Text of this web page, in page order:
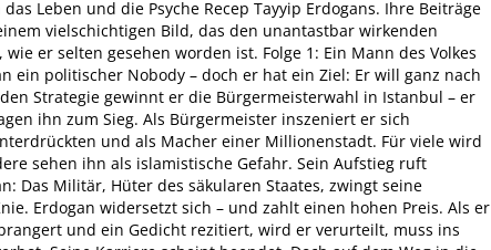
Leben und die Psyche Recep Tayyip Erdogans. Ihre Beiträge
vielschichtigen Bild, das den unantastbar wirkenden
er selten gesehen worden ist. Folge 1: Ein Mann des Volkes
ein politischer Nobody – doch er hat ein Ziel: Er will ganz nach
Strategie gewinnt er die Bürgermeisterwahl in Istanbul – er
ihn zum Sieg. Als Bürgermeister inszeniert er sich
und als Macher einer Millionenstadt. Für viele wird
sehen ihn als islamistische Gefahr. Sein Aufstieg ruft
Das Militär, Hüter des säkularen Staates, zwingt seine
Erdogan widersetzt sich – und zahlt einen hohen Preis. Als er
und ein Gedicht rezitiert, wird er verurteilt, muss ins